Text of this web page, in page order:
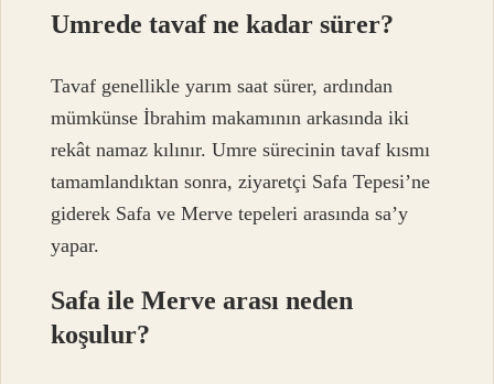
Umrede tavaf ne kadar sürer?
Tavaf genellikle yarım saat sürer, ardından
mümkünse İbrahim makamının arkasında iki
rekât namaz kılınır. Umre sürecinin tavaf kısmı
tamamlandıktan sonra, ziyaretçi Safa Tepesi’ne
giderek Safa ve Merve tepeleri arasında sa’y
yapar.
Safa ile Merve arası neden
koşulur?